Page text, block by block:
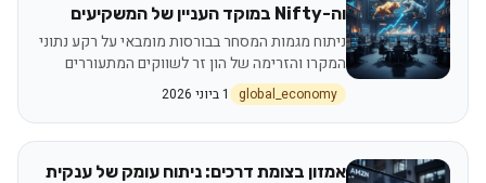
וה-Nifty במוקד העניין של המשקיעים
הגלובליים
ניתוח מגמות המסחר בבורסות מומבאי על רקע נתוני
המקרו והזרימה של הון זר לשווקים המתעוררים
global_economy 1 ביוני 2026
אמזון בצומת דרכים: ניתוח עומק של ענקית